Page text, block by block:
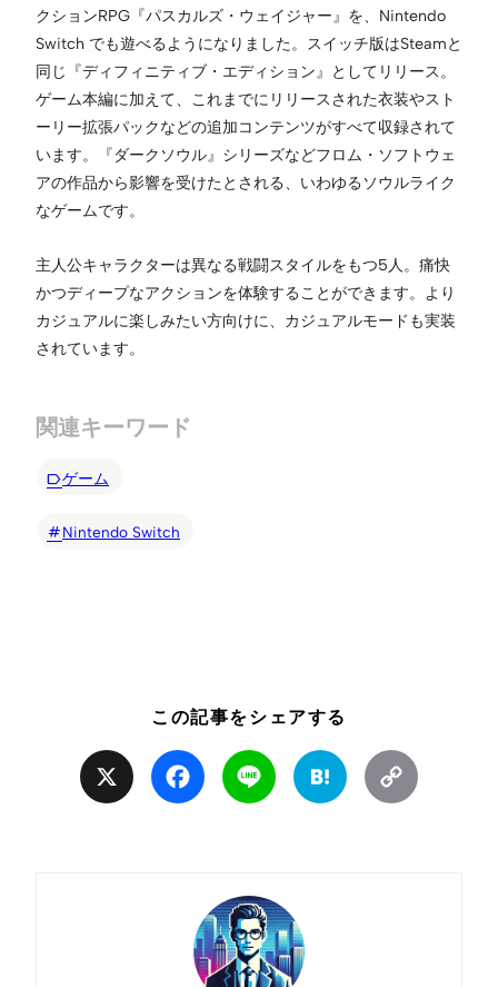
クションRPG『パスカルズ・ウェイジャー』を、Nintendo
Switch でも遊べるようになりました。スイッチ版はSteamと
同じ『ディフィニティブ・エディション』としてリリース。
ゲーム本編に加えて、これまでにリリースされた衣装やスト
ーリー拡張パックなどの追加コンテンツがすべて収録されて
います。『ダークソウル』シリーズなどフロム・ソフトウェ
アの作品から影響を受けたとされる、いわゆるソウルライク
なゲームです。
主人公キャラクターは異なる戦闘スタイルをもつ5人。痛快
かつディープなアクションを体験することができます。より
カジュアルに楽しみたい方向けに、カジュアルモードも実装
されています。
関連キーワード
ゲーム
Nintendo Switch
この記事をシェアする
Facebook Line Hatena